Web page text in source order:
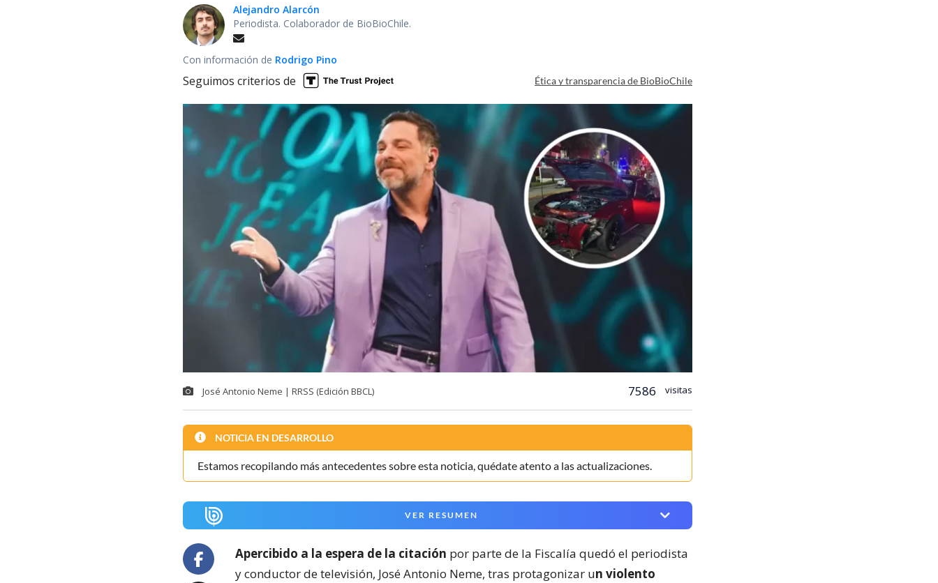
Alejandro Alarcón
Periodista. Colaborador de BioBioChile.
Con información de Rodrigo Pino
Seguimos criterios de Ética y transparencia de BioBioChile
José Antonio Neme | RRSS (Edición BBCL) 7586 visitas
NOTICIA EN DESARROLLO
Estamos recopilando más antecedentes sobre esta noticia, quédate atento a las actualizaciones.
VER RESUMEN
Apercibido a la espera de la citación por parte de la Fiscalía quedó el periodista
y conductor de televisión, José Antonio Neme, tras protagonizar un violento